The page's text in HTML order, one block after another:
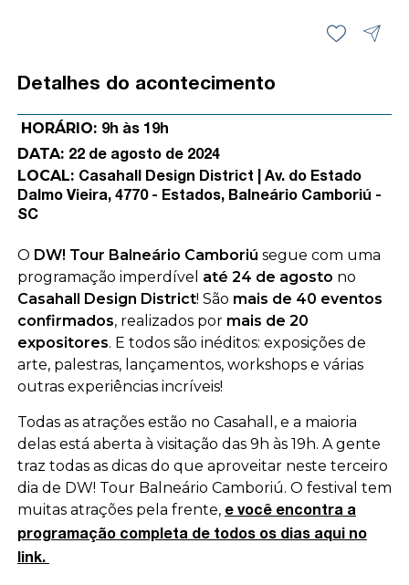
Detalhes do acontecimento
HORÁRIO: 9h às 19h
DATA: 22 de agosto de 2024
LOCAL: Casahall Design District | Av. do Estado
Dalmo Vieira, 4770 - Estados, Balneário Camboriú -
SC
O DW! Tour Balneário Camboriú segue com uma
programação imperdível até 24 de agosto no
Casahall Design District! São mais de 40 eventos
confirmados, realizados por mais de 20
expositores. E todos são inéditos: exposições de
arte, palestras, lançamentos, workshops e várias
outras experiências incríveis!
Todas as atrações estão no Casahall, e a maioria
delas está aberta à visitação das 9h às 19h. A gente
traz todas as dicas do que aproveitar neste terceiro
dia de DW! Tour Balneário Camboriú. O festival tem
muitas atrações pela frente, e você encontra a
programação completa de todos os dias aqui no
link.